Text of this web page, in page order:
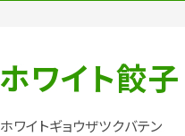
ホワイト餃
ホワイトギョウザツクバテン